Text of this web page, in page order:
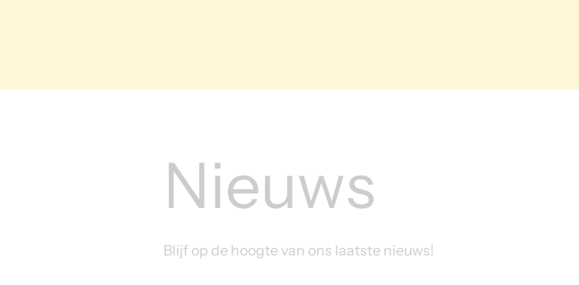
Nieuws
Blijf op de hoogte van ons laatste nieuws!